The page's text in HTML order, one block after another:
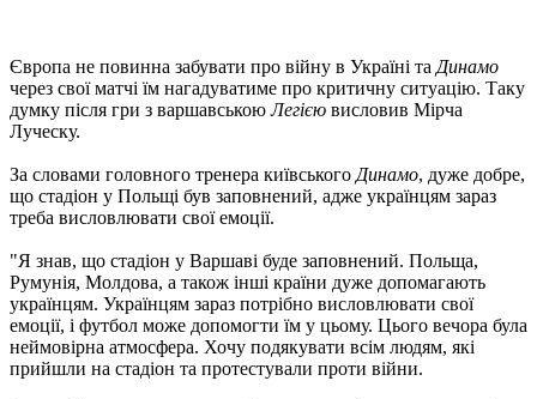
Європа не повинна забувати про війну в Україні та Динамо
через свої матчі їм нагадуватиме про критичну ситуацію. Таку
думку після гри з варшавськоюЛегією висловив Мірча
Луческу.
За словами головного тренера київського Динамо, дуже добре,
що стадіон у Польщі був заповнений, адже українцям зараз
треба висловлювати свої емоції.
"Я знав, що стадіон у Варшаві буде заповнений. Польща,
Румунія, Молдова, а також інші країни дуже допомагають
українцям. Українцям зараз потрібно висловлювати свої
емоції, і футбол може допомогти їм у цьому. Цього вечора була
неймовірна атмосфера. Хочу подякувати всім людям, які
прийшли на стадіон та протестували проти війни.